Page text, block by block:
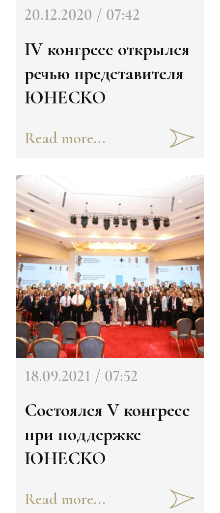
20.12.2020 / 07:42
IV конгресс открылся
речью представителя
ЮНЕСКО
Read more...
18.09.2021 / 07:52
Состоялся V конгресс
при поддержке
ЮНЕСКО
Read more...